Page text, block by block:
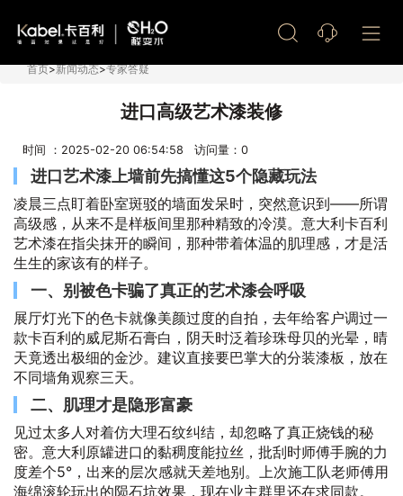
首页>新闻动态>专家答疑
进口高级艺术漆装修
时间 ：2025-02-20 06:54:58 访问量： 0
进口艺术漆上墙前先搞懂这5个隐藏玩法
凌晨三点盯着卧室斑驳的墙面发呆时，突然意识到——所谓
高级感，从来不是样板间里那种精致的冷漠。意大利卡百利
艺术漆在指尖抹开的瞬间，那种带着体温的肌理感，才是活
生生的家该有的样子。
一、别被色卡骗了真正的艺术漆会呼吸
展厅灯光下的色卡就像美颜过度的自拍，去年给客户调过一
款卡百利的威尼斯石膏白，阴天时泛着珍珠母贝的光晕，晴
天竟透出极细的金沙。建议直接要巴掌大的分装漆板，放在
不同墙角观察三天。
二、肌理才是隐形富豪
见过太多人对着仿大理石纹纠结，却忽略了真正烧钱的秘
密。意大利原罐进口的黏稠度能拉丝，批刮时师傅手腕的力
度差个5°，出来的层次感就天差地别。上次施工队老师傅用
海绵滚轮玩出的陨石坑效果，现在业主群里还在求同款。